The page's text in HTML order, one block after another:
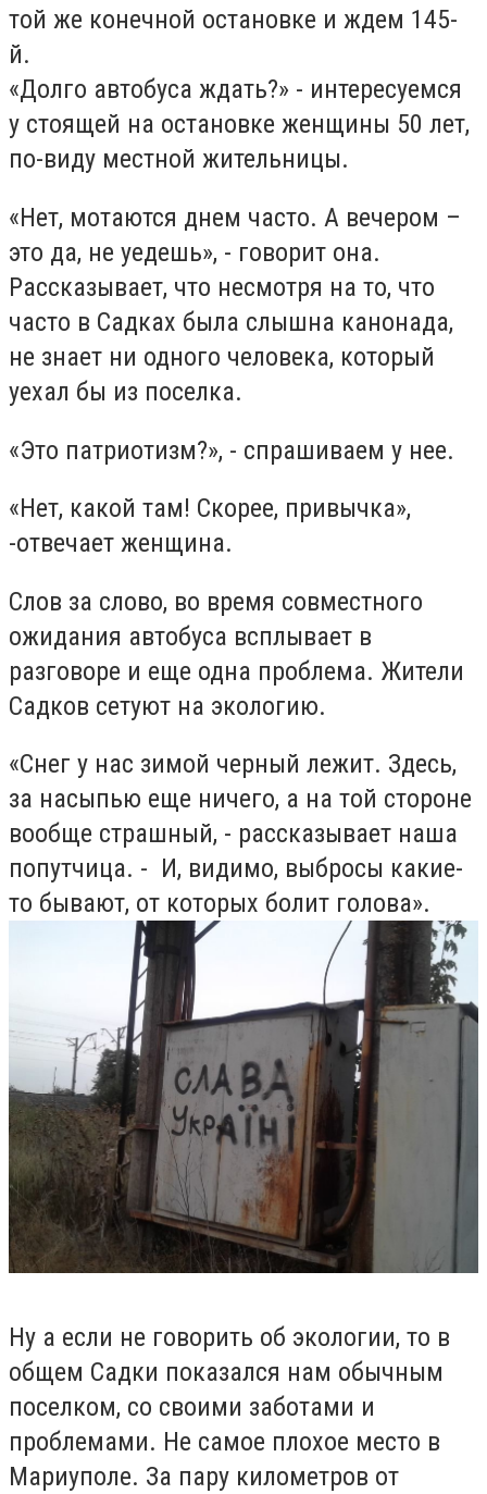
той же конечной остановке и ждем 145-
й.
«Долго автобуса ждать?» - интересуемся
у стоящей на остановке женщины 50 лет,
по-виду местной жительницы.
«Нет, мотаются днем часто. А вечером –
это да, не уедешь», - говорит она.
Рассказывает, что несмотря на то, что
часто в Садках была слышна канонада,
не знает ни одного человека, который
уехал бы из поселка.
«Это патриотизм?», - спрашиваем у нее.
«Нет, какой там! Скорее, привычка»,
-отвечает женщина.
Слов за слово, во время совместного
ожидания автобуса всплывает в
разговоре и еще одна проблема. Жители
Садков сетуют на экологию.
«Снег у нас зимой черный лежит. Здесь,
за насыпью еще ничего, а на той стороне
вообще страшный, - рассказывает наша
попутчица. - И, видимо, выбросы какие-
то бывают, от которых болит голова».
Ну а если не говорить об экологии, то в
общем Садки показался нам обычным
поселком, со своими заботами и
проблемами. Не самое плохое место в
Мариуполе. За пару километров от